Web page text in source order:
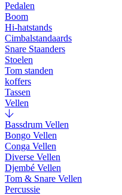
Pedalen
Boom
Hi-hatstands
Cimbalstandaards
Snare Staanders
Stoelen
Tom standen
koffers
Tassen
Vellen
Bassdrum Vellen
Bongo Vellen
Conga Vellen
Diverse Vellen
Djembé Vellen
Tom & Snare Vellen
Percussie